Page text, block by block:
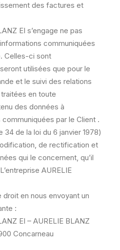
des factures et
EI s’engage ne pas
communiquées
Celles-ci sont
utilisées que pour le
et le suivi des relations
en toute
des données à
par le Client .
de la loi du 6 janvier 1978)
de rectification et
qui le concernent, qu’il
AURELIE
en nous envoyant un
:
EI – AURELIE BLANZ
Concarneau